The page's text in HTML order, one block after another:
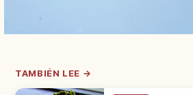
TAMBIÉN LEE →